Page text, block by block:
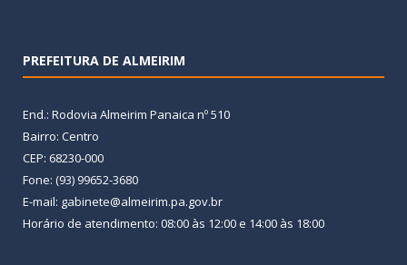
PREFEITURA DE ALMEIRIM
End.: Rodovia Almeirim Panaica nº 510
Bairro: Centro
CEP: 68230-000
Fone: (93) 99652-3680
E-mail: gabinete@almeirim.pa.gov.br
Horário de atendimento: 08:00 às 12:00 e 14:00 às 18:00